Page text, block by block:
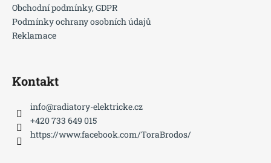
Obchodní podmínky, GDPR
Podmínky ochrany osobních údajů
Reklamace
Kontakt
info@radiatory-elektricke.cz
+420 733 649 015
https://www.facebook.com/ToraBrodos/